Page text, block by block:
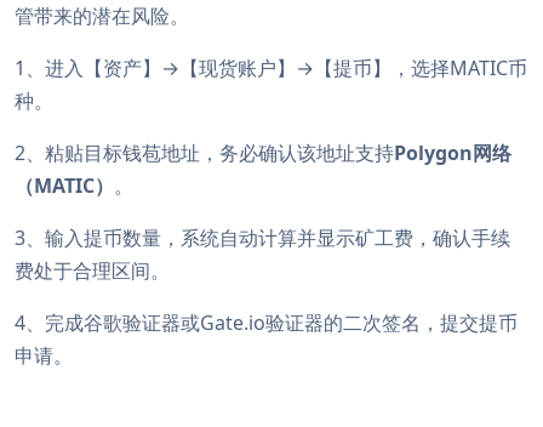
管带来的潜在风险。
1、进入【资产】→【现货账户】→【提币】，选择MATIC币
种。
2、粘贴目标钱苞地址，务必确认该地址支持Polygon网络
（MATIC） 。
3、输入提币数量，系统自动计算并显示矿工费，确认手续
费处于合理区间。
4、完成谷歌验证器或Gate.io验证器的二次签名，提交提币
申请。